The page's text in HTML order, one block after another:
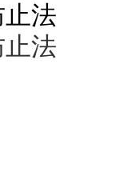
法
法